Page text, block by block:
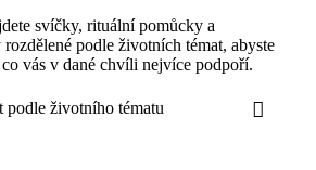
svíčky, rituální pomůcky a
podle životních témat, abyste
vás v dané chvíli nejvíce podpoří.
podle životního tématu